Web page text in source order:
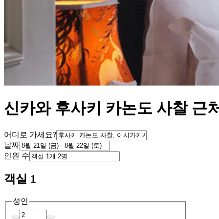
신카와 후사키 카논도 사찰 근
어디로 가세요?
날짜
인원 수
객실 1
성인